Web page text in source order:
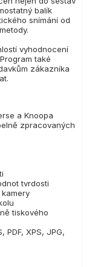
balík
snímání od
vyhodnocení
také
zákazníka
a Knoopa
zpracovaných
tvrdosti
tiskového
PDF, XPS, JPG,